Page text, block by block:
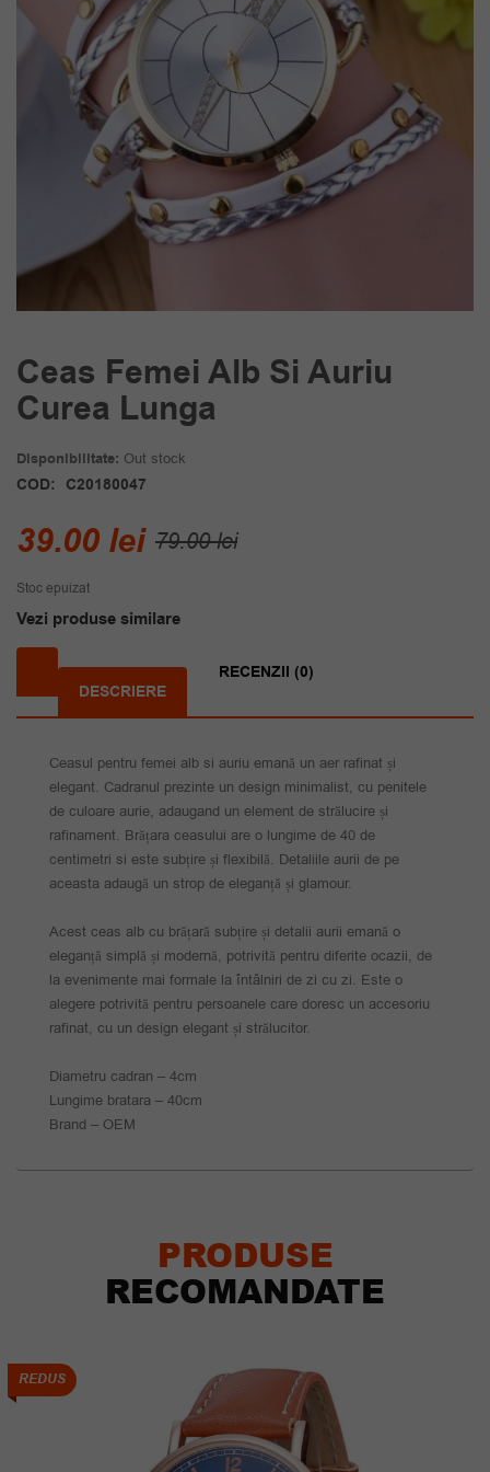
Ceas Femei Alb Si Auriu
Curea Lunga
Disponibilitate: Out stock
COD: C20180047
79.00leiPrețul
79.00 lei.
39.00 lei
Prețul
Stoc epuizat
Vezi produse similare
DESCRIERE
RECENZII (0)
Ceasul pentru femei alb si auriu emană un aer rafinat și
elegant. Cadranul prezinte un design minimalist, cu penitele
de culoare aurie, adaugand un element de strălucire și
rafinament. Brățara ceasului are o lungime de 40 de
centimetri si este subțire și flexibilă. Detaliile aurii de pe
aceasta adaugă un strop de eleganță și glamour.
Acest ceas alb cu brățară subțire și detalii aurii emană o
eleganță simplă și modernă, potrivită pentru diferite ocazii, de
la evenimente mai formale la întâlniri de zi cu zi. Este o
alegere potrivită pentru persoanele care doresc un accesoriu
rafinat, cu un design elegant și strălucitor.
Diametru cadran – 4cm
Lungime bratara – 40cm
Brand – OEM
PRODUSE
RECOMANDATE
REDUS